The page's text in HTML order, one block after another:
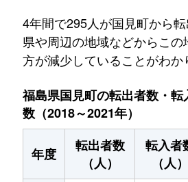
4年間で295人が国見町から
県や周辺の地域などからこの
方が減少していることがわか
福島県国見町の転出者数・
数（2018～2021年）
年度
転出者数
（人）
転入者
（人）